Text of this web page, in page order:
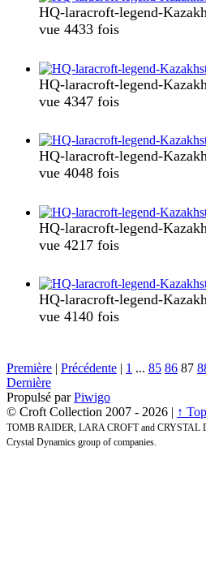
HQ-laracroft-legend-
vue 4433 fois
HQ-laracroft-legend-
vue 4347 fois
HQ-laracroft-legend-
vue 4048 fois
HQ-laracroft-legend-
vue 4217 fois
HQ-laracroft-legend-
vue 4140 fois
Première | Précédente | 1 ... 85 86 87
Dernière
Propulsé parPiwigo
© Croft Collection 2007 - 2026 | ↑ Top
TOMB RAIDER, LARA CROFT and CRYSTAL
Crystal Dynamics group of companies.